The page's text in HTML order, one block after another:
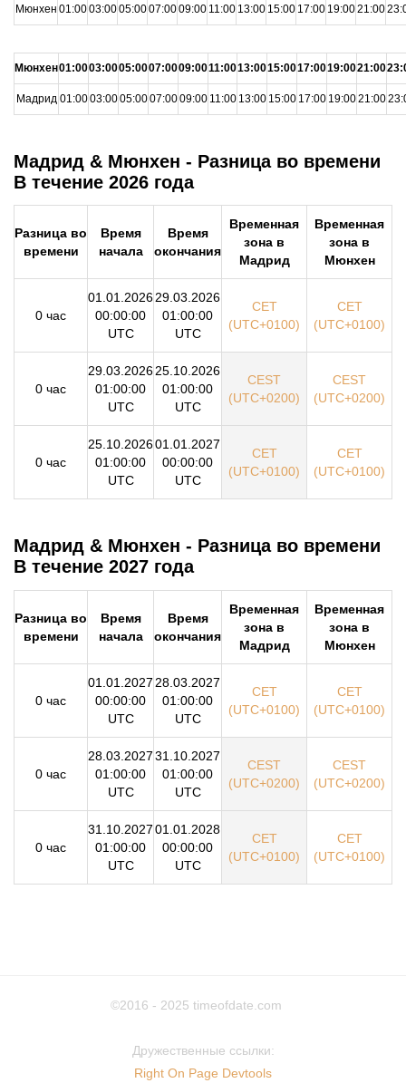
Мюнхен 01:0003:0005:0007:0009:00 11:00 13:00 15:00 17:00 19:0021:00
Мюнхен01:0003:0005:0007:0009:0011:0013:0015:0017:0019:0021:00
Мадрид 01:0003:0005:0007:0009:00 11:00 13:00 15:00 17:00 19:0021:00
Мадрид & Мюнхен - Разница во времени
В течение 2026 года
Разница во
времени
Время
начала
Время
окончания
Временная
зона в
Мадрид
Временная
зона в
Мюнхен
0 час
01.01.2026
00:00:00
UTC
29.03.2026
01:00:00
UTC
CET
(UTC+0100)
CET
(UTC+0100)
0 час
29.03.2026
01:00:00
UTC
25.10.2026
01:00:00
UTC
CEST
(UTC+0200)
CEST
(UTC+0200)
0 час
25.10.2026
01:00:00
UTC
01.01.2027
00:00:00
UTC
CET
(UTC+0100)
CET
(UTC+0100)
Мадрид & Мюнхен - Разница во времени
В течение 2027 года
Разница во
времени
Время
начала
Время
окончания
Временная
зона в
Мадрид
Временная
зона в
Мюнхен
0 час
01.01.2027
00:00:00
UTC
28.03.2027
01:00:00
UTC
CET
(UTC+0100)
CET
(UTC+0100)
0 час
28.03.2027
01:00:00
UTC
31.10.2027
01:00:00
UTC
CEST
(UTC+0200)
CEST
(UTC+0200)
0 час
31.10.2027
01:00:00
UTC
01.01.2028
00:00:00
UTC
CET
(UTC+0100)
CET
(UTC+0100)
©2016 - 2025 timeofdate.com
Дружественные ссылки:
Right On Page Devtools